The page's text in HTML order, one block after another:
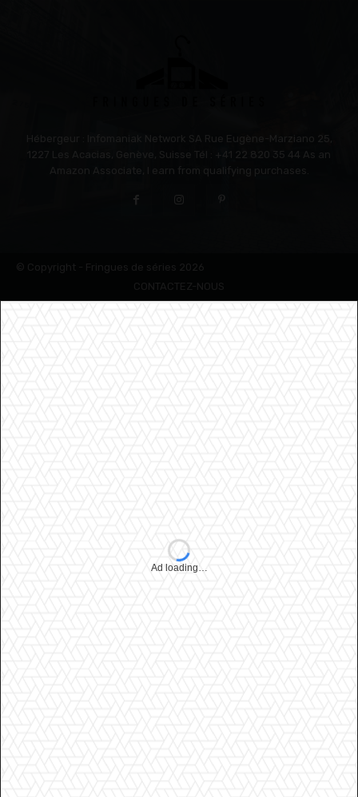
Hébergeur : Infomaniak Network SA Rue Eugène-Marziano 25,
1227 Les Acacias, Genève, Suisse Tél : +41 22 820 35 44 As an
Amazon Associate, I earn from qualifying purchases.
Ad loading…